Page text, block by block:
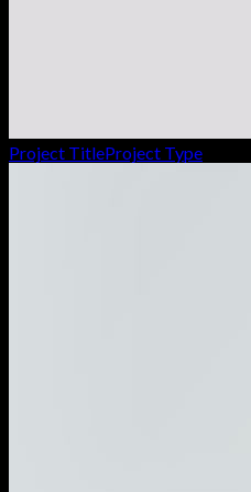
Project TitleProject Type